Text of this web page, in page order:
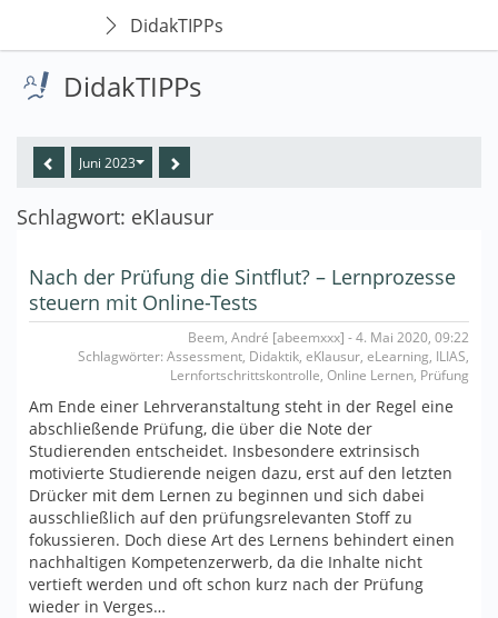
DidakTIPPs
DidakTIPPs
Juni 2023
Schlagwort: eKlausur
Nach der Prüfung die Sintflut? – Lernprozesse
steuern mit Online-Tests
Beem, André [abeemxxx] - 4. Mai 2020, 09:22
Schlagwörter: Assessment, Didaktik, eKlausur, eLearning, ILIAS,
Lernfortschrittskontrolle, Online Lernen, Prüfung
Am Ende einer Lehrveranstaltung steht in der Regel eine
abschließende Prüfung, die über die Note der
Studierenden entscheidet. Insbesondere extrinsisch
motivierte Studierende neigen dazu, erst auf den letzten
Drücker mit dem Lernen zu beginnen und sich dabei
ausschließlich auf den prüfungsrelevanten Stoff zu
fokussieren. Doch diese Art des Lernens behindert einen
nachhaltigen Kompetenzerwerb, da die Inhalte nicht
vertieft werden und oft schon kurz nach der Prüfung
wieder in Verges…